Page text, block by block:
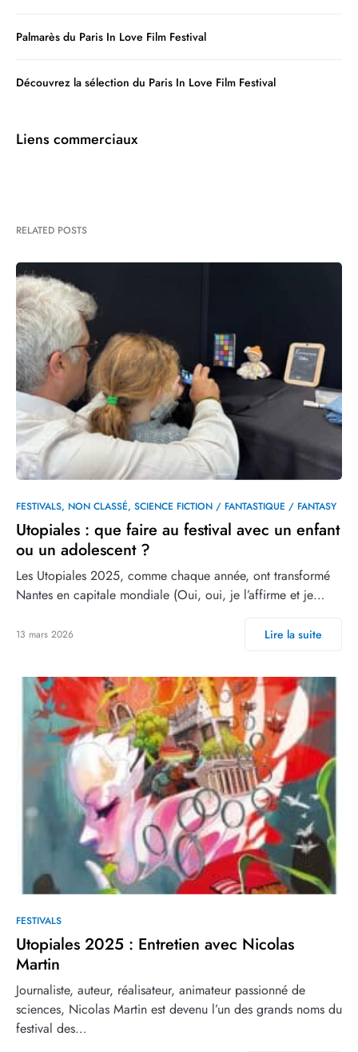
Palmarès du Paris In Love Film Festival
Découvrez la sélection du Paris In Love Film Festival
Liens commerciaux
RELATED POSTS
FESTIVALS NON CLASSÉ SCIENCE FICTION / FANTASTIQUE / FANTASY
Utopiales : que faire au festival avec un enfant
ou un adolescent ?
Les Utopiales 2025, comme chaque année, ont transformé
Nantes en capitale mondiale (Oui, oui, je l’affirme et je…
13 mars 2026 Lire la suite
FESTIVALS
Utopiales 2025 : Entretien avec Nicolas
Martin
Journaliste, auteur, réalisateur, animateur passionné de
sciences, Nicolas Martin est devenu l’un des grands noms du
festival des…